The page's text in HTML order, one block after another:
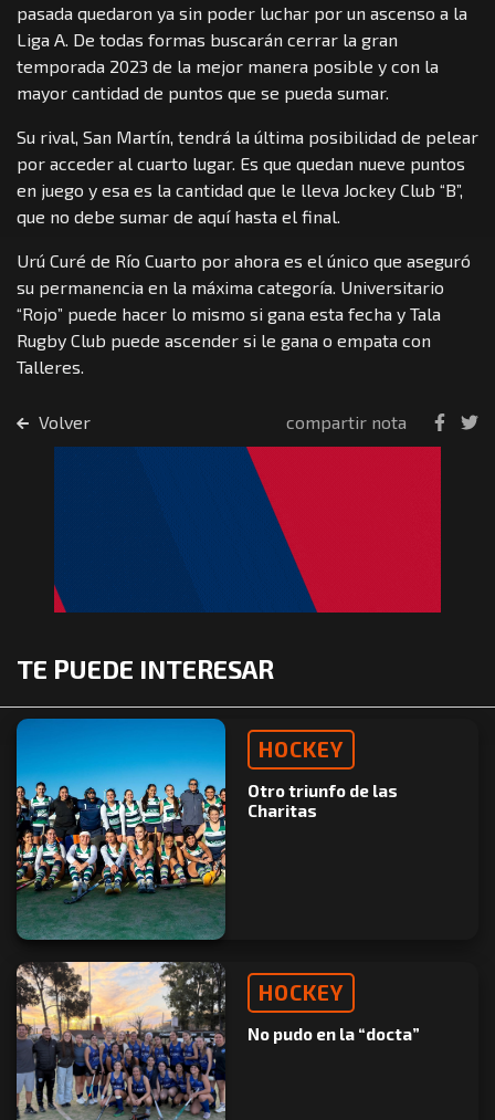
pasada quedaron ya sin poder luchar por un ascenso a la
Liga A. De todas formas buscarán cerrar la gran
temporada 2023 de la mejor manera posible y con la
mayor cantidad de puntos que se pueda sumar.
Su rival, San Martín, tendrá la última posibilidad de pelear
por acceder al cuarto lugar. Es que quedan nueve puntos
en juego y esa es la cantidad que le lleva Jockey Club “B”,
que no debe sumar de aquí hasta el final.
Urú Curé de Río Cuarto por ahora es el único que aseguró
su permanencia en la máxima categoría. Universitario
“Rojo” puede hacer lo mismo si gana esta fecha y Tala
Rugby Club puede ascender si le gana o empata con
Talleres.
Volver compartir nota
TE PUEDE INTERESAR
HOCKEY
Otro triunfo de las
Charitas
HOCKEY
No pudo en la “docta”